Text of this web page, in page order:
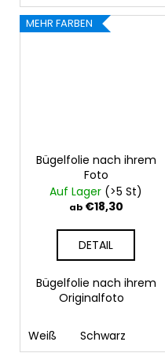
MEHR FARBEN
Bügelfolie nach ihrem
Foto
Auf Lager (>5 St)
ab€18,30
DETAIL
Bügelfolie nach ihrem
Originalfoto
Weiß Schwarz